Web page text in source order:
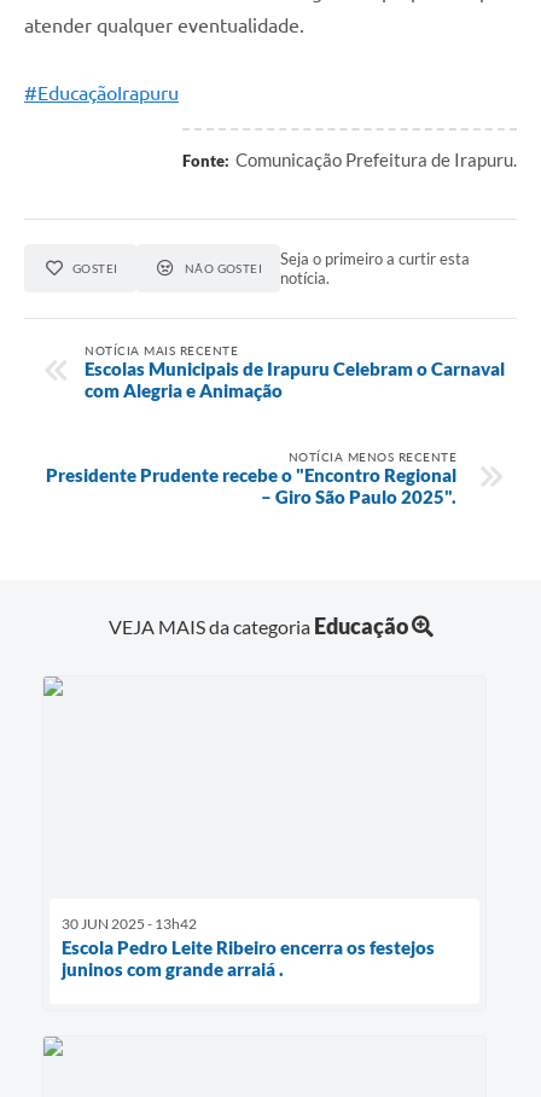
atender qualquer eventualidade.
#EducaçãoIrapuru
Fonte: Comunicação Prefeitura de Irapuru.
GOSTEI NÃO GOSTEI
Seja o primeiro a curtir esta
notícia.
NOTÍCIA MAIS RECENTE
Escolas Municipais de Irapuru Celebram o Carnaval
com Alegria e Animação
NOTÍCIA MENOS RECENTE
Presidente Prudente recebe o "Encontro Regional
– Giro São Paulo 2025".
VEJA MAIS da categoria Educação
30 JUN 2025 - 13h42
Escola Pedro Leite Ribeiro encerra os festejos
juninos com grande arraiá .